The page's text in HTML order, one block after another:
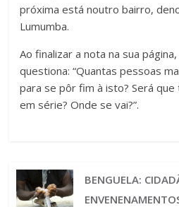
próxima está noutro bairro,
Lumumba.
Ao finalizar a nota na sua
questiona: “Quantas pessoas
para se pôr fim à isto? Será
em série? Onde se vai?”.
BENGUELA: